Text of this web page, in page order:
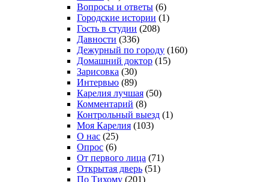
Вопросы и ответы (6)
Городские истории (1)
Гость в студии (208)
Давности (336)
Дежурный по городу (160)
Домашний доктор (15)
Зарисовка (30)
Интервью (89)
Карелия лучшая (50)
Комментарий (8)
Контрольный выезд (1)
Моя Карелия (103)
О нас (25)
Опрос (6)
От первого лица (71)
Открытая дверь (51)
По Тихому (201)